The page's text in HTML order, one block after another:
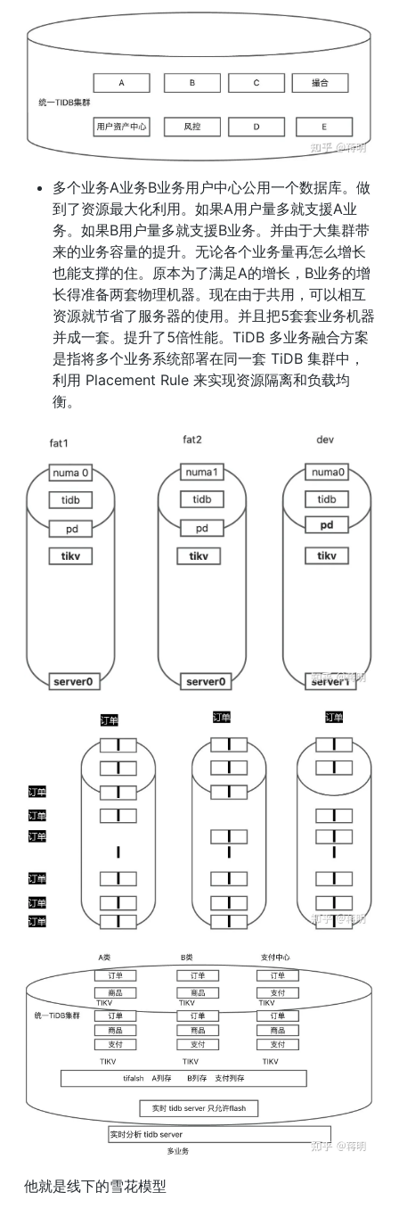
多个业务A业务B业务用户中心公用一个数据库。做
到了资源最大化利用。如果A用户量多就支援A业
务。如果B用户量多就支援B业务。并由于大集群带
来的业务容量的提升。无论各个业务量再怎么增长
也能支撑的住。原本为了满足A的增长，B业务的增
长得准备两套物理机器。现在由于共用，可以相互
资源就节省了服务器的使用。并且把5套套业务机器
并成一套。提升了5倍性能。TiDB 多业务融合方案
是指将多个业务系统部署在同一套 TiDB 集群中，
利用 Placement Rule 来实现资源隔离和负载均
衡。
他就是线下的雪花模型